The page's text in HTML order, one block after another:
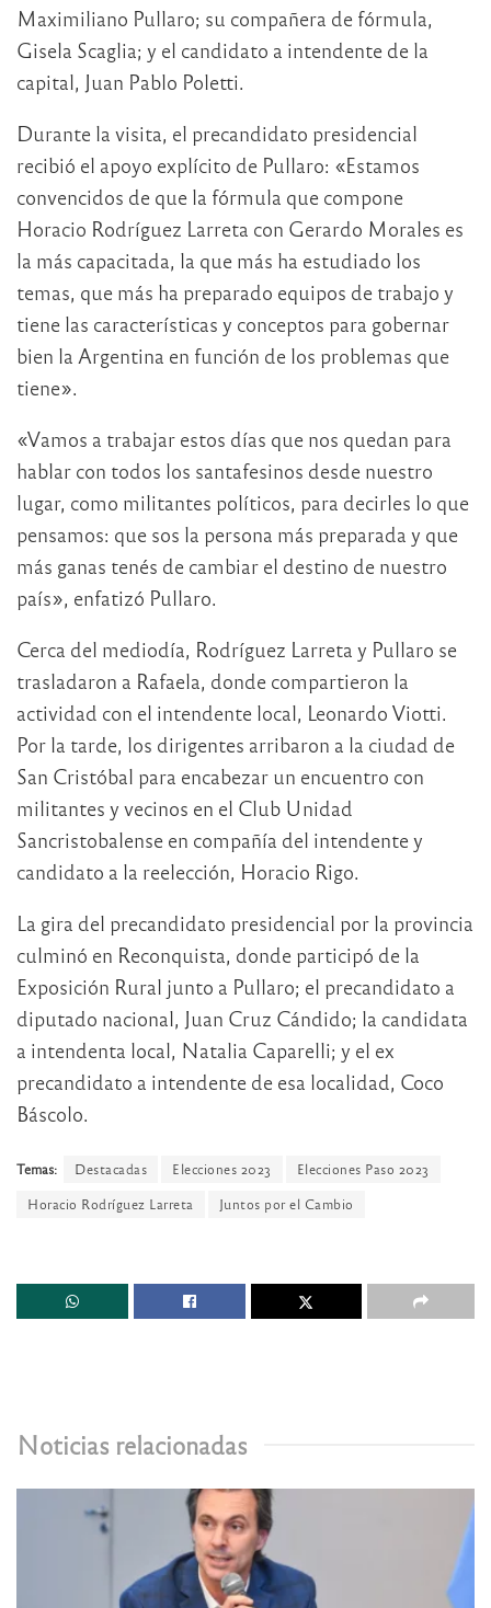
Maximiliano Pullaro; su compañera de fórmula,
Gisela Scaglia; y el candidato a intendente de la
capital, Juan Pablo Poletti.
Durante la visita, el precandidato presidencial
recibió el apoyo explícito de Pullaro: «Estamos
convencidos de que la fórmula que compone
Horacio Rodríguez Larreta con Gerardo Morales es
la más capacitada, la que más ha estudiado los
temas, que más ha preparado equipos de trabajo y
tiene las características y conceptos para gobernar
bien la Argentina en función de los problemas que
tiene».
«Vamos a trabajar estos días que nos quedan para
hablar con todos los santafesinos desde nuestro
lugar, como militantes políticos, para decirles lo que
pensamos: que sos la persona más preparada y que
más ganas tenés de cambiar el destino de nuestro
país», enfatizó Pullaro.
Cerca del mediodía, Rodríguez Larreta y Pullaro se
trasladaron a Rafaela, donde compartieron la
actividad con el intendente local, Leonardo Viotti.
Por la tarde, los dirigentes arribaron a la ciudad de
San Cristóbal para encabezar un encuentro con
militantes y vecinos en el Club Unidad
Sancristobalense en compañía del intendente y
candidato a la reelección, Horacio Rigo.
La gira del precandidato presidencial por la provincia
culminó en Reconquista, donde participó de la
Exposición Rural junto a Pullaro; el precandidato a
diputado nacional, Juan Cruz Cándido; la candidata
a intendenta local, Natalia Caparelli; y el ex
precandidato a intendente de esa localidad, Coco
Báscolo.
Temas: Destacadas Elecciones 2023
Elecciones Paso 2023
Horacio Rodríguez Larreta
Juntos por el Cambio
Noticias relacionadas